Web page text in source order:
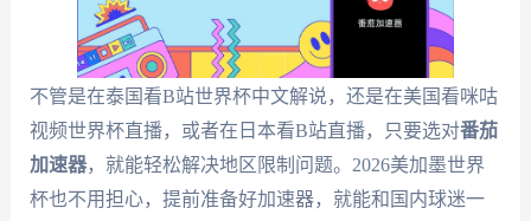
不管是在泰国看B站世界杯中文解说，还是在美国看咪咕
视频世界杯直播，或者在日本看B站直播，只要选对番茄
加速器，就能轻松解决地区限制问题。2026美加墨世界
杯也不用担心，提前准备好加速器，就能和国内球迷一